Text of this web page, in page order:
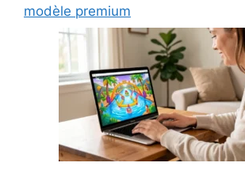
modèle premium